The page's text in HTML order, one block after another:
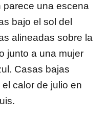
parece una escena
bajo el sol del
alineadas sobre la
junto a una mujer
Casas bajas
calor de julio en